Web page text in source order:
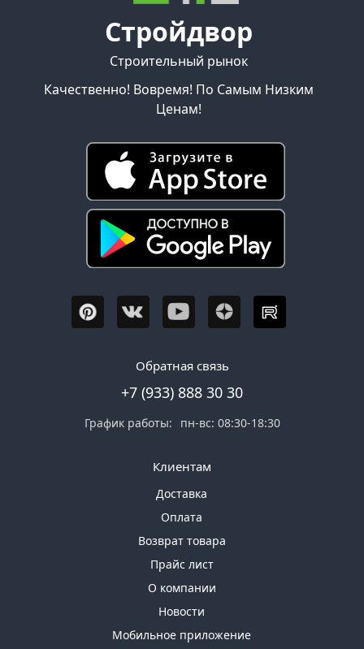
Стройдвор
Строительный рынок
Качественно! Вовремя! По Самым Низким
Ценам!
Обратная связь
+7 (933) 888 30 30
График работы: пн-вс: 08:30-18:30
Клиентам
Доставка
Оплата
Возврат товара
Прайс лист
О компании
Новости
Мобильное приложение